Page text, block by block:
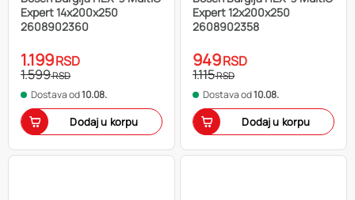
Expert 14x200x250
2608902360
1.199RSD
1.599RSD
Dostava od10.08.
Dodaj u korpu
Expert 12x200x250
2608902358
949RSD
1.115RSD
Dostava od10.08.
Dodaj u korpu